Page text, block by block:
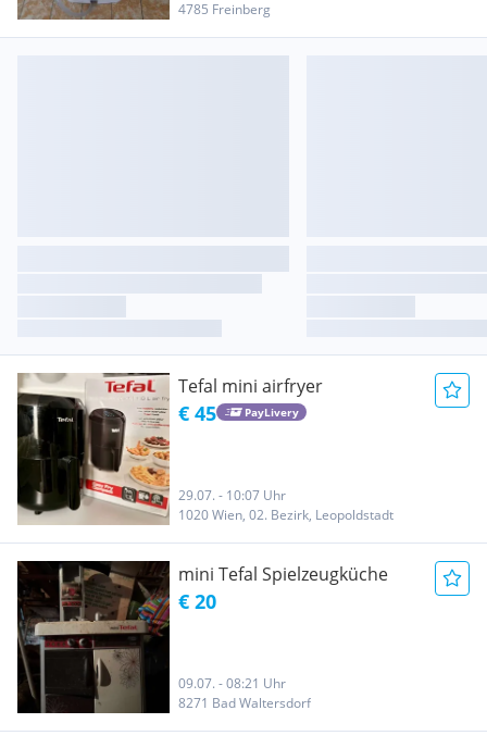
4785 Freinberg
Tefal mini airfryer
€ 45 PayLivery
29.07. - 10:07 Uhr
1020 Wien, 02. Bezirk, Leopoldstadt
mini Tefal Spielzeugküche
€ 20
09.07. - 08:21 Uhr
8271 Bad Waltersdorf